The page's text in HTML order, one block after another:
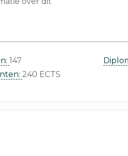
147
240 ECTS